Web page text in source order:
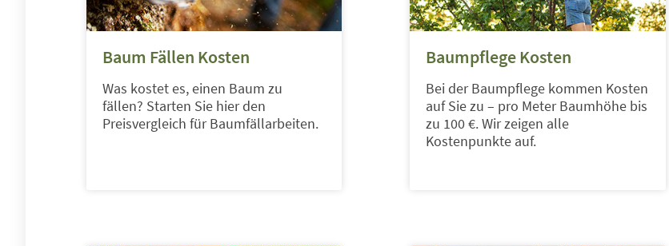
Baum Fällen Kosten
Was kostet es, einen Baum zu
fällen? Starten Sie hier den
Preisvergleich für Baumfällarbeiten.
Baumpflege Kosten
Bei der Baumpflege kommen Kosten
auf Sie zu – pro Meter Baumhöhe bis
zu 100 €. Wir zeigen alle
Kostenpunkte auf.